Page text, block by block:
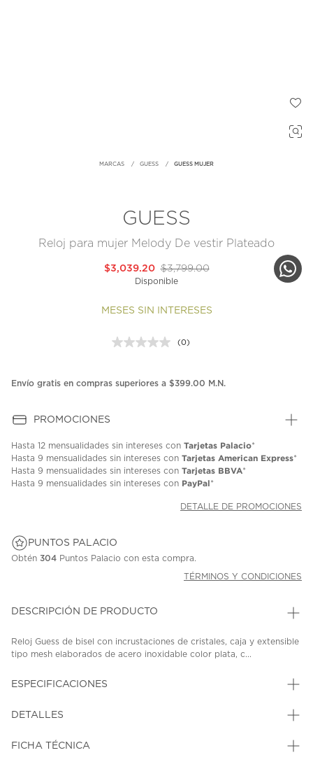
MARCAS GUESS GUESS MUJER
GUESS
Reloj para mujer Melody De vestir Plateado
$3,799.00
$3,039.20
Disponible
MESES SIN INTERESES
Sin
en
(0)
Envío gratis en compras superiores a $399.00 M.N.
PROMOCIONES
Hasta 12 mensualidades sin intereses con Tarjetas Palacio*
Hasta 9 mensualidades sin intereses con Tarjetas American Express*
Hasta 9 mensualidades sin intereses con Tarjetas BBVA*
Hasta 9 mensualidades sin intereses con PayPal*
DETALLE DE PROMOCIONES
PUNTOS PALACIO
Obtén 304 Puntos Palacio con esta compra.
TÉRMINOS Y CONDICIONES
DESCRIPCIÓN DE PRODUCTO
Reloj Guess de bisel con incrustaciones de cristales, caja y extensible
tipo mesh elaborados de acero inoxidable color plata, c...
ESPECIFICACIONES
DETALLES
FICHA TÉCNICA